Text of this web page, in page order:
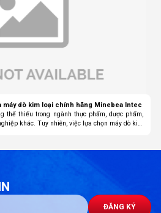
máy dò kim loại chính hãng Minebea Intec
thể thiếu trong ngành thực phẩm, dược phẩm,
khác. Tuy nhiên, việc lựa chọn máy dò kim
chí quan trọng bạn cần biết trước khi đầu tư.
ĐĂNG KÝ